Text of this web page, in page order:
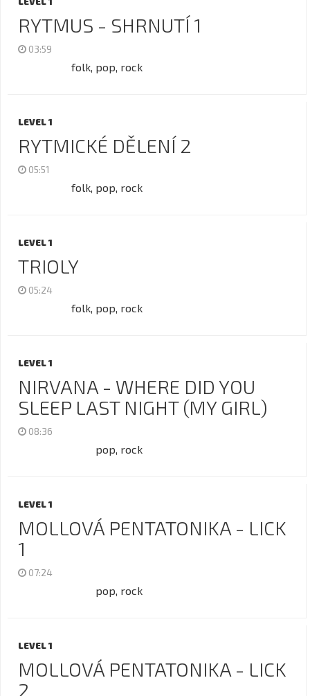
RYTMUS - SHRNUTÍ 1
03:59
folk, pop, rock
LEVEL 1
RYTMICKÉ DĚLENÍ 2
05:51
folk, pop, rock
LEVEL 1
TRIOLY
05:24
folk, pop, rock
LEVEL 1
NIRVANA - WHERE DID YOU
SLEEP LAST NIGHT (MY GIRL)
08:36
pop, rock
LEVEL 1
MOLLOVÁ PENTATONIKA - LICK
1
07:24
pop, rock
LEVEL 1
MOLLOVÁ PENTATONIKA - LICK
2